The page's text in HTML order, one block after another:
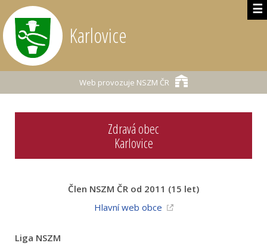
☰
Karlovice
Web provozuje NSZM ČR
Zdravá obec
Karlovice
Člen NSZM ČR od 2011 (15 let)
Hlavní web obce
Liga NSZM